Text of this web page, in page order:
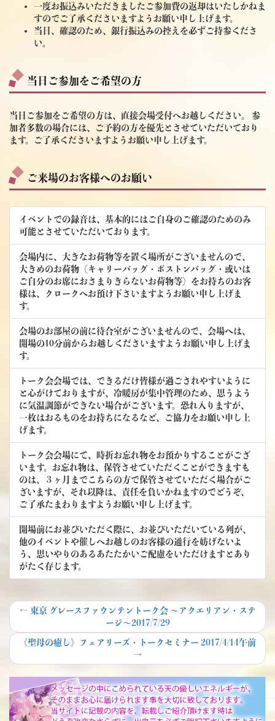
一度お振込みいただきましたご参加費の返却はいたしかねま
すのでご了承くださいますようお願い申し上げます。
当日、確認のため、銀行振込みの控えを必ずご持参くださ
い。
当日ご参加をご希望の方
当日ご参加をご希望の方は、直接会場受付へお越しください。 参
加者多数の場合には、ご予約の方を優先とさせていただいており
ます。ご了承くださいますようお願い申し上げます。
ご来場のお客様へのお願い
イベントでの録音は、基本的にはご自身のご確認のためのみ
可能とさせていただいております。
会場内に、大きなお荷物等を置く場所がございませんので、
大きめのお荷物（キャリーバッグ・ボストンバッグ・或いは
ご自分のお席におさまりきらないお荷物等）をお持ちのお客
様は、クロークへお預け下さいますようお願い申し上げま
す。
会場のお部屋の前に待合室がございませんので、会場へは、
開場の10分前からお越しくださいますようお願い申し上げま
す。
トーク会会場では、できるだけ皆様が過ごされやすいように
と心がけておりますが、冷暖房が集中管理のため、思うよう
に気温調節ができない場合がございます。恐れ入りますが、
一枚はおるものをお持ちになるなど、ご協力をお願い申し上
げます。
トーク会会場にて、時折お忘れ物をお預かりすることがござ
います。お忘れ物は、保管させていただくことができますも
のは、３ヶ月までこちらの方で保管させていただく場合がご
ざいますが、それ以降は、責任を負いかねますのでどうぞ、
ご了承たまわりますようお願い申し上げます。
開場前にお並びいただく際に、お並びいただいている列が、
他のイベントや催しへお越しのお客様の通行を妨げないよ
う、思いやりのあるあたたかいご配慮をいただけますとあり
がたく存じます。
投
稿
ナ
ビ
ゲ
ー
←Previous
東京 グレースファウンテントーク会 ～アクエリアン・ステ
ージ～2017/7/29
Next
《聖母の癒し》フェアリーズ・トークセミナー 2017/4/14午前
→